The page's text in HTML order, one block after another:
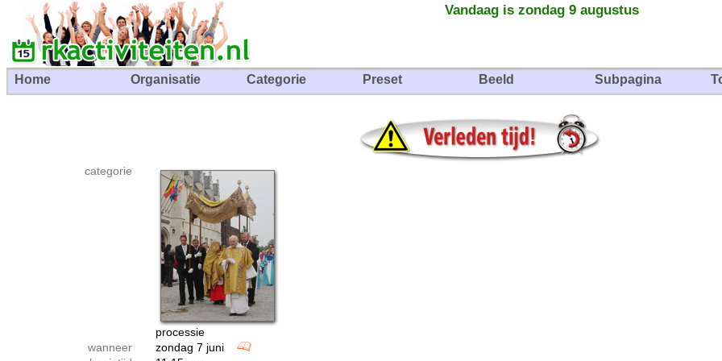
Vandaag is zondag 9 augustus
Home Organisatie Categorie Preset Beeld Subpagina
categorie
processie
wanneer
zondag 7 juni